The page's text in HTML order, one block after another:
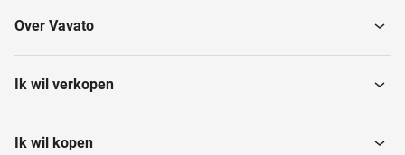
Industriële
Over Vavato
Ik wil verkopen
Ik wil kopen